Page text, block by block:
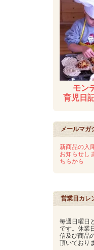
モン
育児日
メールマガ
新商品の入
お知らせし
ちらから
営業日カレ
毎週日曜日
です。休業
信及び商品
頂いてお